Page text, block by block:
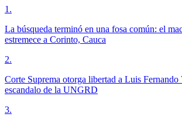
1 .
La búsqueda terminó en una fosa común: el
estremece a Corinto, Cauca
2.
Corte Suprema otorga libertad a Luis Fernando
escandalo de la UNGRD
3.